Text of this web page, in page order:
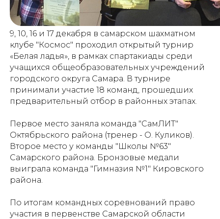
9, 10, 16 и 17 декабря в самарском шахматном
клубе "Космос" проходил открытый турнир
«Белая ладья», в рамках спартакиады среди
учащихся общеобразовательных учреждений
городского округа Самара. В турнире
принимали участие 18 команд, прошедших
предварительный отбор в районных этапах.
Первое место заняла команда "СамЛИТ"
Октябрьского района (тренер - О. Куликов).
Второе место у команды "Школы №63"
Самарского района. Бронзовые медали
выиграла команда "Гимназия №1" Кировского
района.
По итогам командных соревнований право
участия в первенстве Самарской области